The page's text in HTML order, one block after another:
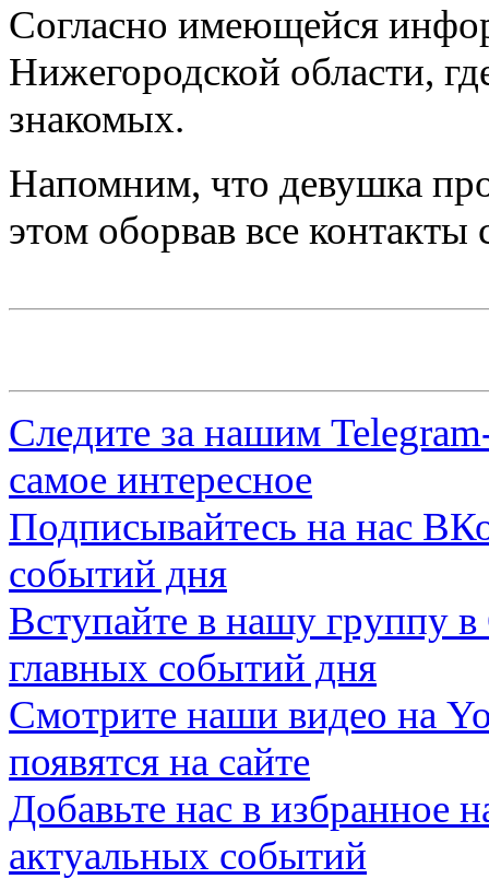
Согласно имеющейся
Нижегородской области,
знакомых.
Напомним, что девушка
этом оборвав все контакты
Следите за нашим
самое интересное
Подписывайтесь на нас
событий дня
Вступайте в нашу группу в
главных событий дня
Смотрите наши видео на
появятся на сайте
Добавьте нас в избранное
актуальных событий